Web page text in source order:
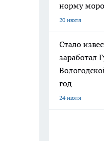
норму
20 июля
Стало
заработал
год
24 июля